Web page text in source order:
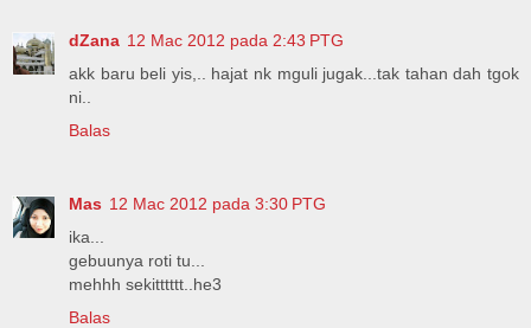
dZana 12 Mac 2012 pada 2:43 PTG
akk baru beli yis,.. hajat nk mguli jugak...tak tahan dah tgok
ni..
Balas
Mas 12 Mac 2012 pada 3:30 PTG
ika...
gebuunya roti tu...
mehhh sekitttttt..he3
Balas